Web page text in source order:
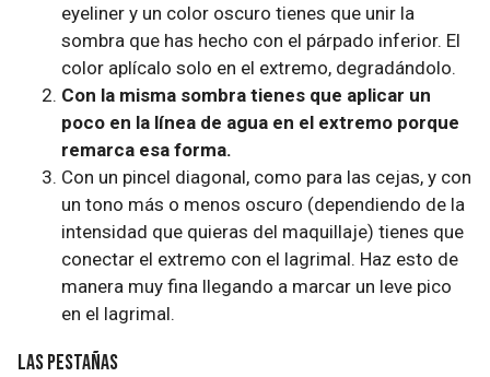
eyeliner y un color oscuro tienes que unir la
sombra que has hecho con el párpado inferior. El
color aplícalo solo en el extremo, degradándolo.
Con la misma sombra tienes que aplicar un
poco en la línea de agua en el extremo porque
remarca esa forma.
Con un pincel diagonal, como para las cejas, y con
un tono más o menos oscuro (dependiendo de la
intensidad que quieras del maquillaje) tienes que
conectar el extremo con el lagrimal. Haz esto de
manera muy fina llegando a marcar un leve pico
en el lagrimal.
Las pestañas